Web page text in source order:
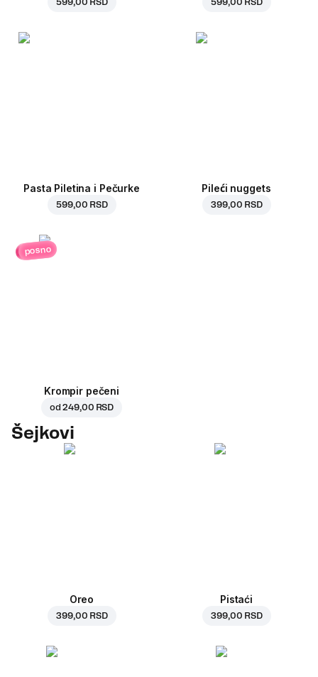
Pasta Piletina i Pečurke
599,00 RSD
Pileći nuggets
399,00 RSD
posno
Krompir pečeni
od249,00 RSD
Šejkovi
Oreo
399,00 RSD
Pistaći
399,00 RSD